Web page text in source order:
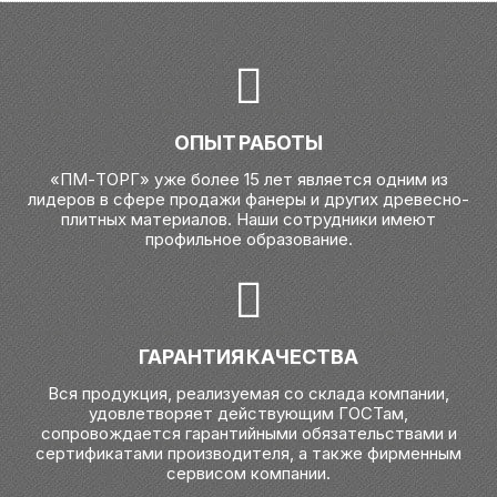
ОПЫТ РАБОТЫ
«ПМ-ТОРГ» уже более 15 лет является одним из
лидеров в сфере продажи фанеры и других древесно-
плитных материалов. Наши сотрудники имеют
профильное образование.
ГАРАНТИЯ КАЧЕСТВА
Вся продукция, реализуемая со склада компании,
удовлетворяет действующим ГОСТам,
сопровождается гарантийными обязательствами и
сертификатами производителя, а также фирменным
сервисом компании.